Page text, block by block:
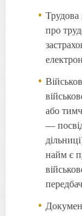
Трудова
про
або
—
найм є